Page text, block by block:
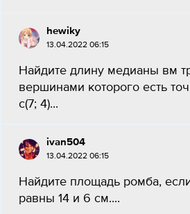
hewiky
13.04.2022 06:15
Найдите длину медианы вм
вершинами которого есть
с(7; 4)...
ivan504
13.04.2022 06:15
Найдите площадь ромба,
равны 14 и 6 см....